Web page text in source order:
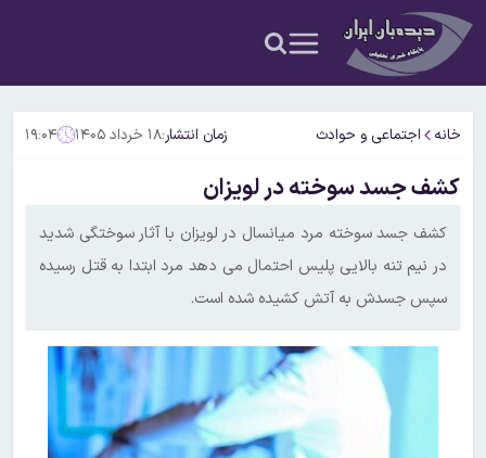
خانه اجتماعی و حوادث زمان انتشار:۱۸ خرداد ۱۴۰۵ ۱۹:۰۴
کشف جسد سوخته در لویزان
کشف جسد سوخته مرد میانسال در لویزان با آثار سوختگی شدید
در نیم تنه بالایی پلیس احتمال می دهد مرد ابتدا به قتل رسیده
سپس جسدش به آتش کشیده شده است.